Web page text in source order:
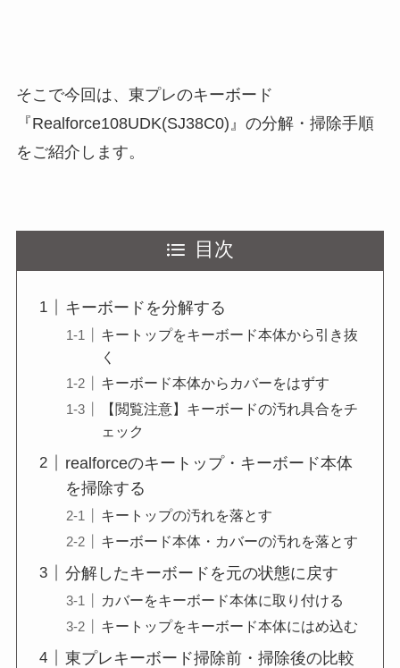
そこで今回は、東プレのキーボード
『Realforce108UDK(SJ38C0)』の分解・掃除手順
をご紹介します。
目次
キーボードを分解する
キートップをキーボード本体から引き抜
く
キーボード本体からカバーをはずす
【閲覧注意】キーボードの汚れ具合をチ
ェック
realforceのキートップ・キーボード本体
を掃除する
キートップの汚れを落とす
キーボード本体・カバーの汚れを落とす
分解したキーボードを元の状態に戻す
カバーをキーボード本体に取り付ける
キートップをキーボード本体にはめ込む
東プレキーボード掃除前・掃除後の比較